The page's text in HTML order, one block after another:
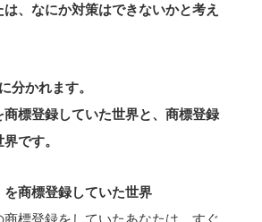
、なにか対策はできないかと考え
分かれます。
商標登録していた世界と、商標登録
です。
商標登録していた世界
商標登録をしていたあなたは、すぐ